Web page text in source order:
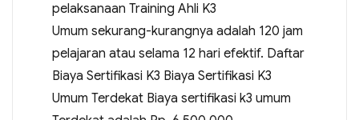
pelaksanaan Training Ahli K3
Umum sekurang-kurangnya adalah 120 jam
pelajaran atau selama 12 hari efektif. Daftar
Biaya Sertifikasi K3 Biaya Sertifikasi K3
Umum Terdekat Biaya sertifikasi k3 umum